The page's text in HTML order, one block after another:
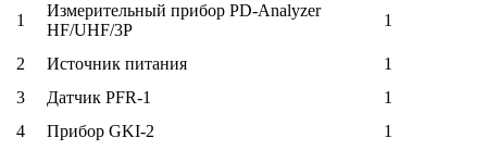
1
Измерительный прибор PD-Analyzer
HF/UHF/3P
1
2 Источник питания
1
3
Датчик PFR-1
1
4
Прибор GKI-2
1